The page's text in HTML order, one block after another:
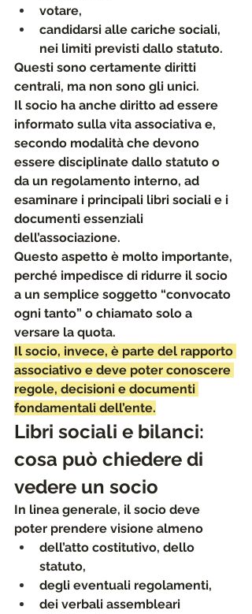
votare,
candidarsi alle cariche sociali,
nei limiti previsti dallo statuto.
Questi sono certamente diritti
centrali, ma non sono gli unici.
Il socio ha anche diritto ad essere
informato sulla vita associativa e,
secondo modalità che devono
essere disciplinate dallo statuto o
da un regolamento interno, ad
esaminare i principali libri sociali e i
documenti essenziali
dell’associazione.
Questo aspetto è molto importante,
perché impedisce di ridurre il socio
a un semplice soggetto “convocato
ogni tanto” o chiamato solo a
versare la quota.
Il socio, invece, è parte del rapporto
associativo e deve poter conoscere
regole, decisioni e documenti
fondamentali dell’ente.
Libri sociali e bilanci:
cosa può chiedere di
vedere un socio
In linea generale, il socio deve
poter prendere visione almeno
dell’atto costitutivo, dello
statuto,
degli eventuali regolamenti,
dei verbali assembleari